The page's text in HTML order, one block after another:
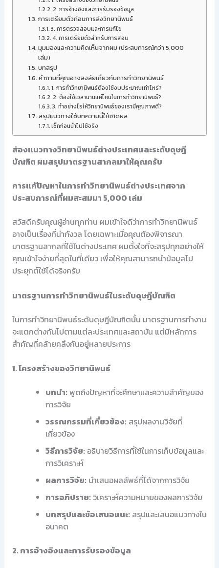
2. การอ้างอิงและการรับรองข้อมูล
การเตรียมตัวก่อนการส่งวิทยานิพนธ์
3. การตรวจสอบและการแก้ไข
4. การเตรียมตัวสำหรับการสอบ
มุมมองและความคิดเห็นจากผม (ประสบการณ์กว่า 5,000
เล่ม)
บทสรุป
คำถามที่คุณอาจสงสัยเกี่ยวกับการทำวิทยานิพนธ์
1. การทำวิทยานิพนธ์ต้องใช้งบประมาณเท่าไหร่?
2. ต้องใช้เวลานานแค่ไหนในการทำวิทยานิพนธ์?
3. ทำอย่างไรให้วิทยานิพนธ์ของเรามีคุณภาพดี?
สรุปแนวทางใช้บทความนี้ให้เกิดผล
เช็กก่อนนำไปใช้จริง
ส่องแนวทางวิทยานิพนธ์ต่างประเทศและระดับดุษฎี
บัณฑิต ผมสรุปมาตรฐานสากลมาให้คุณครับ
การแก้ปัญหาในการทำวิทยานิพนธ์ต่างประเทศจาก
ประสบการณ์ที่ผมสะสมมา 5,000 เล่ม
สวัสดีครับคุณผู้อ่านทุกท่าน ผมเข้าใจดีว่าการทำวิทยานิพนธ์
อาจเป็นเรื่องที่น่ากังวล โดยเฉพาะเมื่อคุณต้องพิจารณา
มาตรฐานสากลที่ใช้ในต่างประเทศ ผมตั้งใจที่จะสรุปทุกอย่างให้
คุณเข้าใจง่ายที่สุดในที่เดียว เพื่อให้คุณสามารถนำข้อมูลไป
ประยุกต์ใช้ได้จริงครับ
มาตรฐานการทำวิทยานิพนธ์ในระดับดุษฎีบัณฑิต
ในการทำวิทยานิพนธ์ระดับดุษฎีบัณฑิตนั้น มาตรฐานการทำงาน
จะแตกต่างกันไปตามแต่ละประเทศและสถาบัน แต่มีหลักการ
สำคัญที่คล้ายคลึงกันอยู่หลายประการ
1. โครงสร้างของวิทยานิพนธ์
บทนำ: พูดถึงปัญหาที่จะศึกษาและความสำคัญของ
การวิจัย
วรรณกรรมที่เกี่ยวข้อง: สรุปผลงานวิจัยที่
เกี่ยวข้อง
วิธีการวิจัย: อธิบายวิธีการที่ใช้ในการเก็บข้อมูลและ
การวิเคราะห์
ผลการวิจัย: นำเสนอผลลัพธ์ที่ได้จากการวิจัย
การอภิปราย: วิเคราะห์ความหมายของผลการวิจัย
บทสรุปและข้อเสนอแนะ: สรุปและเสนอแนวทางใน
อนาคต
2. การอ้างอิงและการรับรองข้อมูล